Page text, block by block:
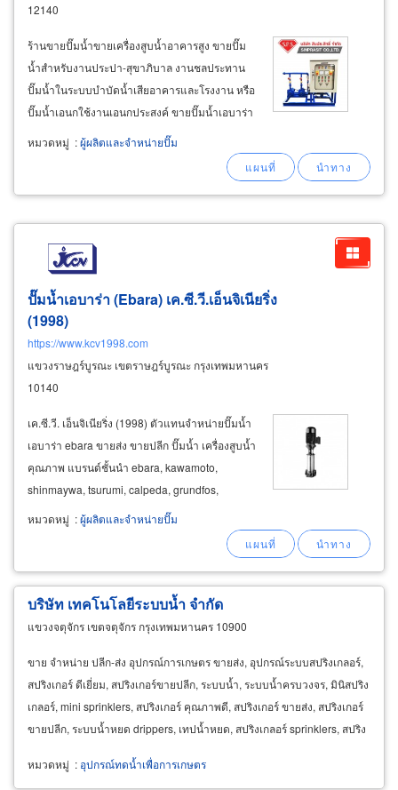
12140
ร้านขายปั๊มน้ำขายเครื่องสูบน้ำอาคารสูง ขายปั๊ม
น้ำสำหรับงานประปา-สุขาภิบาล งานชลประทาน
ปั๊มน้ำในระบบบำบัดน้ำเสียอาคารและโรงงาน หรือ
ปั๊มน้ำเอนกใช้งานเอนกประสงค์ ขายปั๊มน้ำเอบาร่า
ebara pump ราคาส่ง ปั๊มห่อยโข่งเอบาร่า รุ่นใบพัด
เดี่ยวขนาด 0.5hp-30hp ปั๊มหอยโข่งเอบาร่า ชนิด
หมวดหมู่ :ผู้ผลิตและจำหน่ายปั๊ม
ปั๊มน้ำเอบาร่า (Ebara) เค.ซี.วี.เอ็นจิเนียริ่ง
(1998)
https://www.kcv1998.com
แขวงราษฎร์บูรณะ เขตราษฎร์บูรณะ กรุงเทพมหานคร
10140
เค.ซี.วี. เอ็นจิเนียริ่ง (1998) ตัวแทนจำหน่ายปั๊มน้ำ
เอบาร่า ebara ขายส่ง ขายปลีก ปั๊มน้ำ เครื่องสูบน้ำ
คุณภาพ แบรนด์ชั้นนำ ebara, kawamoto,
shinmaywa, tsurumi, calpeda, grundfos,
varisco, teral, stac, lowara, lucky pro และแบรนด์
หมวดหมู่ :ผู้ผลิตและจำหน่ายปั๊ม
บริษัท เทคโนโลยีระบบน้ำ จำกัด
แขวงจตุจักร เขตจตุจักร กรุงเทพมหานคร 10900
ขาย จำหน่าย ปลีก-ส่ง อุปกรณ์การเกษตร ขายส่ง, อุปกรณ์ระบบสปริงเกลอร์,
สปริงเกอร์ ดีเยี่ยม, สปริงเกอร์ขายปลีก, ระบบน้ำ, ระบบน้ำครบวงจร, มินิสปริง
เกลอร์, mini sprinklers, สปริงเกอร์ คุณภาพดี, สปริงเกอร์ ขายส่ง, สปริงเกอร์
ขายปลีก, ระบบน้ำหยด drippers, เทปน้ำหยด, สปริงเกลอร์ sprinklers, สปริง
หมวดหมู่ : อุปกรณ์ทดน้ำเพื่อการเกษตร